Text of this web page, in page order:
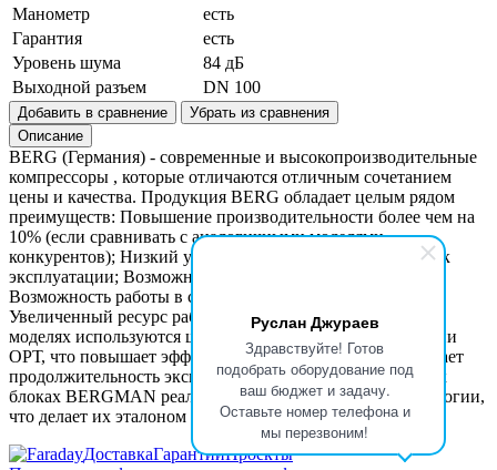
Руслан Джураев
Здравствуйте! Готов
подобрать оборудование под
ваш бюджет и задачу.
Оставьте номер телефона и
мы перезвоним!
Манометр
есть
Гарантия
есть
Уровень шума
84 дБ
Выходной разъем
DN 100
Добавить в сравнение
Убрать из сравнения
Описание
BERG (Германия) - современные и высокопроизводительные
компрессоры , которые отличаются отличным сочетанием
цены и качества. Продукция BERG обладает целым рядом
преимуществ: Повышение производительности более чем на
10% (если сравнивать с аналогичными моделями
конкурентов); Низкий уровень шума и увеличенный срок
эксплуатации; Возможность работы до 24 часов в сутки;
Возможность работы в самых тяжелых условиях;
Увеличенный ресурс работы (до 80 000 часов). Во всех
моделях используются шкивы MARTIN и немецкие ремни
ОРТ, что повышает эффективность передачи и увеличивает
продолжительность эксплуатации в 2-4 раза. В винтовых
блоках BERGMAN реализованы инновационные технологии,
что делает их эталоном качества.
ДоставкаГарантииПроекты